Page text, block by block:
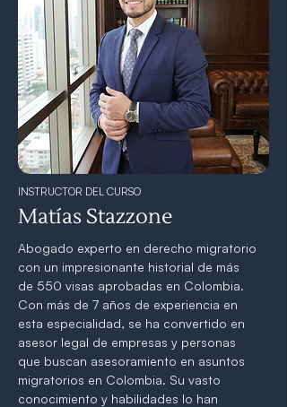
INSTRUCTOR DEL CURSO
Matías Stazzone
Abogado experto en derecho migratorio
con un impresionante historial de más
de 550 visas aprobadas en Colombia.
Con más de 7 años de experiencia en
esta especialidad, se ha convertido en
asesor legal de empresas y personas
que buscan asesoramiento en asuntos
migratorios en Colombia. Su vasto
conocimiento y habilidades lo han